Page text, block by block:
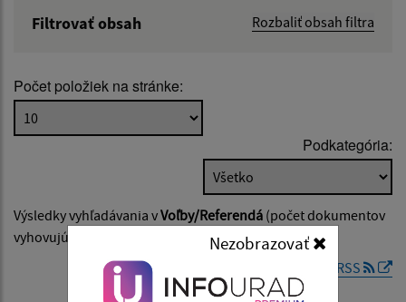
Nezobrazovať
Filtrovať obsah Rozbaliť obsah filtra
Popis:
Dátum zverejnenia do:
Počet položiek na stránke:
Podkategória:
Výsledky vyhľadávania vVoľby/Referendá (počet dokumentov
vyhovujúcich zadaným kritériám: 7)
RSS